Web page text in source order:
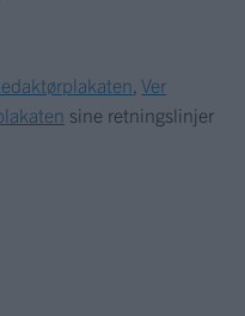
,Ver
sine retningslinjer